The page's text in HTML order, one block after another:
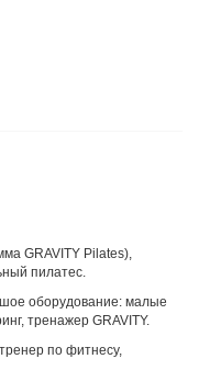
GRAVITY Pilates),
пилатес.
оборудование: малые
тренажер GRAVITY.
по фитнесу,